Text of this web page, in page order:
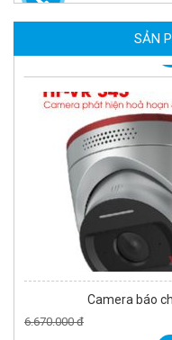
SẢN
Camera tích hợp đầu
Camera báo
6.670.000 đ